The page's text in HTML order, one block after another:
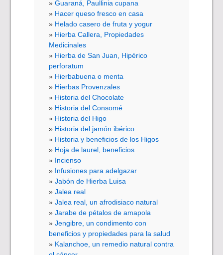
Guaraná, Paullinia cupana
Hacer queso fresco en casa
Helado casero de fruta y yogur
Hierba Callera, Propiedades
Medicinales
Hierba de San Juan, Hipérico
perforatum
Hierbabuena o menta
Hierbas Provenzales
Historia del Chocolate
Historia del Consomé
Historia del Higo
Historia del jamón ibérico
Historia y beneficios de los Higos
Hoja de laurel, beneficios
Incienso
Infusiones para adelgazar
Jabón de Hierba Luisa
Jalea real
Jalea real, un afrodisiaco natural
Jarabe de pétalos de amapola
Jengibre, un condimento con
beneficios y propiedades para la salud
Kalanchoe, un remedio natural contra